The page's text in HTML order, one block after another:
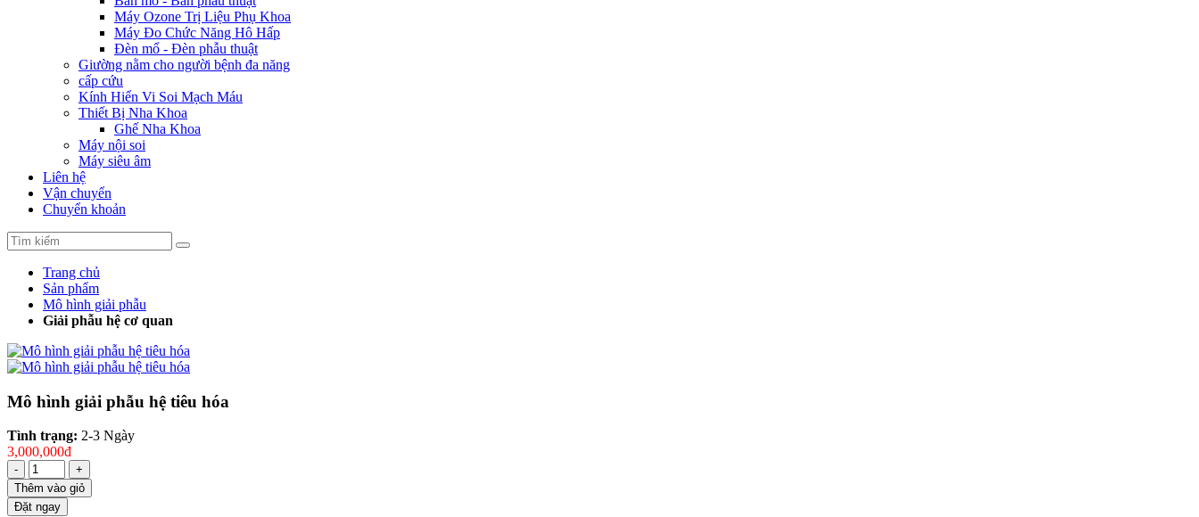
Máy Ozone Trị Liệu Phụ Khoa
Máy Đo Chức Năng Hô Hấp
Đèn mổ - Đèn phẫu thuật
Giường nằm cho người bệnh đa năng
cấp cứu
Kính Hiển Vi Soi Mạch Máu
Thiết Bị Nha Khoa
Ghế Nha Khoa
Máy nội soi
Máy siêu âm
Liên hệ
Vận chuyển
Chuyển khoản
Trang chủ
Sản phẩm
Mô hình giải phẫu
Giải phẫu hệ cơ quan
Mô hình giải phẫu hệ tiêu hóa
Tình trạng: 2-3 Ngày
3,000,000đ
-
+
Thêm vào giỏ
Đặt ngay